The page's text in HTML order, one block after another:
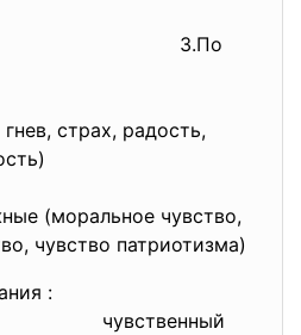
3.По
:
страх, радость,
ревность)
чувство,
чувство патриотизма)
:
чувственный